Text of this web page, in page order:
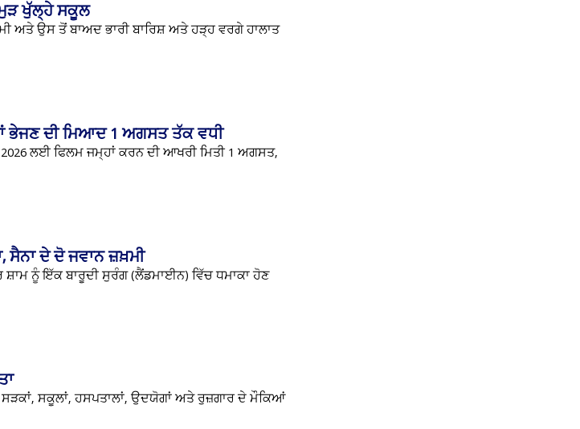
ਖੁੱਲ੍ਹੇ ਸਕੂਲ
ਉਸ ਤੋਂ ਬਾਅਦ ਭਾਰੀ ਬਾਰਿਸ਼ ਅਤੇ ਹੜ੍ਹ ਵਰਗੇ ਹਾਲਾਤ
ਭੇਜਣ ਦੀ ਮਿਆਦ 1 ਅਗਸਤ ਤੱਕ ਵਧੀ
ਲਈ ਫਿਲਮ ਜਮ੍ਹਾਂ ਕਰਨ ਦੀ ਆਖਰੀ ਮਿਤੀ 1 ਅਗਸਤ,
ਸੈਨਾ ਦੇ ਦੋ ਜਵਾਨ ਜ਼ਖ਼ਮੀ
ਨੂੰ ਇੱਕ ਬਾਰੂਦੀ ਸੁਰੰਗ (ਲੈਂਡਮਾਈਨ) ਵਿੱਚ ਧਮਾਕਾ ਹੋਣ
ਸਕੂਲਾਂ, ਹਸਪਤਾਲਾਂ, ਉਦਯੋਗਾਂ ਅਤੇ ਰੁਜ਼ਗਾਰ ਦੇ ਮੌਕਿਆਂ